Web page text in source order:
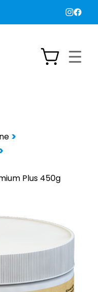
Plus 450g